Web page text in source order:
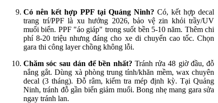
Có nên kết hợp PPF tại Quảng Ninh? Có, kết hợp decal
trang trí/PPF là xu hướng 2026, bảo vệ zin khỏi trầy/UV
muối biển. PPF "áo giáp" trong suốt bền 5-10 năm. Thêm chi
phí 8-20 triệu nhưng đáng cho xe di chuyển cao tốc. Chọn
gara thi công layer chồng không lỗi.
Chăm sóc sau dán để bền nhất? Tránh rửa 48 giờ đầu, đỗ
nắng gắt. Dùng xà phòng trung tính/khăn mềm, wax chuyên
decal (3 tháng). Đỗ râm, kiểm tra mép định kỳ. Tại Quảng
Ninh, tránh đỗ gần biển giảm muối. Bong nhẹ mang gara sửa
ngay tránh lan.